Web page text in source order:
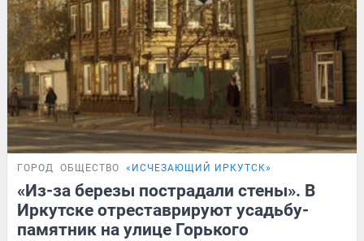
ГОРОД ОБЩЕСТВО «ИСЧЕЗАЮЩИЙ ИРКУТСК»
«Из-за березы пострадали стены». В
Иркутске отреставрируют усадьбу-
памятник на улице Горького